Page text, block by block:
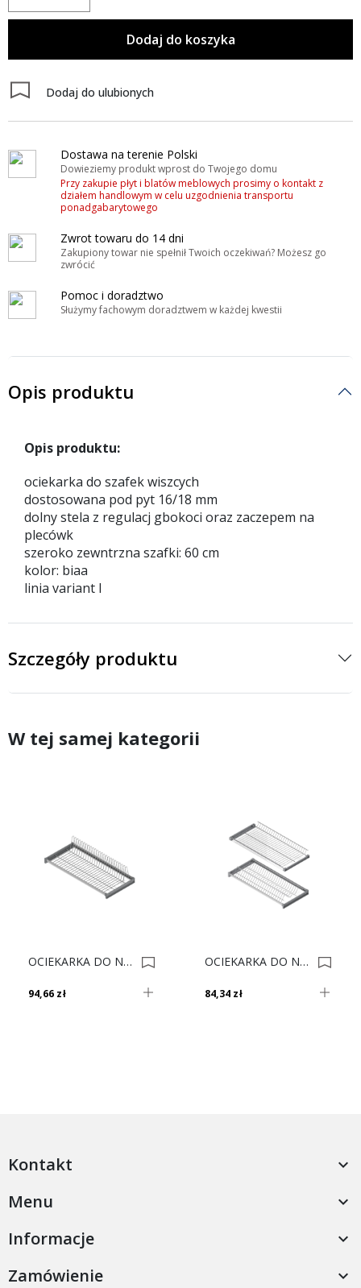
Dodaj do koszyka
Dodaj do ulubionych
Dostawa na terenie Polski
Dowieziemy produkt wprost do Twojego domu
Przy zakupie płyt i blatów meblowych prosimy o kontakt z
działem handlowym w celu uzgodnienia transportu
ponadgabarytowego
Zwrot towaru do 14 dni
Zakupiony towar nie spełnił Twoich oczekiwań? Możesz go
zwrócić
Pomoc i doradztwo
Służymy fachowym doradztwem w każdej kwestii
Opis produktu
Opis produktu:
ociekarka do szafek wiszcych
dostosowana pod pyt 16/18 mm
dolny stela z regulacj gbokoci oraz zaczepem na
plecówk
szeroko zewntrzna szafki: 60 cm
kolor: biaa
linia variant I
Szczegóły produktu
W tej samej kategorii
OCIEKARKA DO NACZ JEDNOPOZIOM 60 CHROM 0002508
94,66 zł
OCIEKARKA DO NACZ 80 VARIANT III EF.CHR 0008873
84,34 zł
Kontakt 
Menu 
Informacje 
Zamówienie 